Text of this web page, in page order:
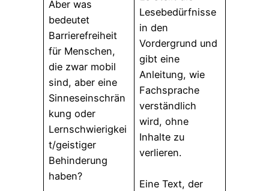
Aber was
bedeutet
Barrierefreiheit
für Menschen,
die zwar mobil
sind, aber eine
Sinneseinschrän
kung oder
Lernschwierigkei
t/geistiger
Behinderung
haben?
Lesebedürfnisse
in den
Vordergrund und
gibt eine
Anleitung, wie
Fachsprache
verständlich
wird, ohne
Inhalte zu
verlieren.
Eine Text, der